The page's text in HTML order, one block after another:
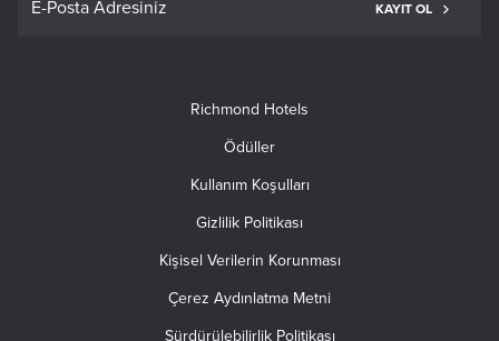
KAYIT OL
Richmond Hotels
Ödüller
Kullanım Koşulları
Gizlilik Politikası
Kişisel Verilerin Korunması
Çerez Aydınlatma Metni
Sürdürülebilirlik Politikası